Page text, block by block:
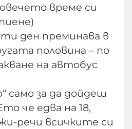
време си
ден преминава в
половина – по
на автобус
само за да дойдеш
че едва на 18,
речи всичките си